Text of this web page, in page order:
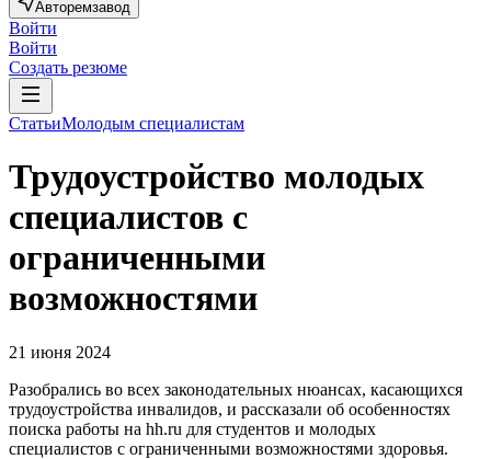
Авторемзавод
Войти
Войти
Создать резюме
СтатьиМолодым специалистам
Трудоустройство молодых
специалистов с
ограниченными
возможностями
21 июня 2024
Разобрались во всех законодательных нюансах, касающихся
трудоустройства инвалидов, и рассказали об особенностях
поиска работы на hh.ru для студентов и молодых
специалистов с ограниченными возможностями здоровья.